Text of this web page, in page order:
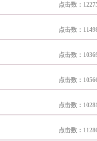
点击数：
点击数：
点击数：
点击数：
点击数：
点击数：